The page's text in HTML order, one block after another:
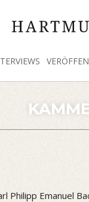
Emanuel